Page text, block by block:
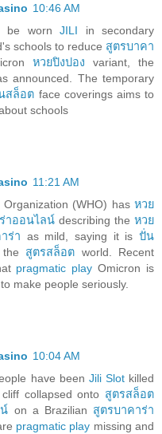
10:46 AM
be wornJILI in secondary
schools to reduce สูตรบาคา
หวยปิงปอง variant, the
announced. The temporary
สล็อต face coverings aims to
schools
11:21 AM
Organization (WHO) hasหวย
าออนไลน์ describing theหวย
ร่า as mild, saying it is ปั่น
สูตรสล็อต world. Recent
pragmatic play Omicron is
make people seriously.
10:04 AM
have been Jili Slotkilled
collapsed onto สูตรสล็อต
on a Brazilian สูตรบาคาร่า
pragmatic play missing and